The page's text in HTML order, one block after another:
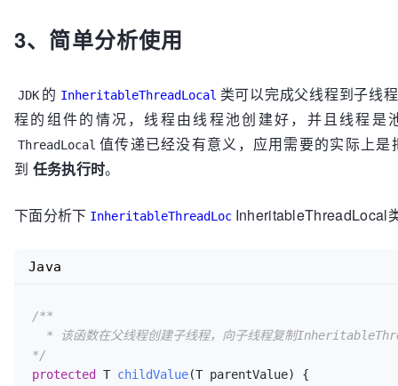
3、简单分析使用
JDK 的 InheritableThreadLocal 类可以完成父线程到子线
程的组件的情况，线程由线程池创建好，并且线程
ThreadLocal 值传递已经没有意义，应用需要的实际上
到 任务执行时。
下面分析下 InheritableThreadLoc InheritableThreadLocal
/**
*/
protected
T childValue(T parentValue)
{
Java